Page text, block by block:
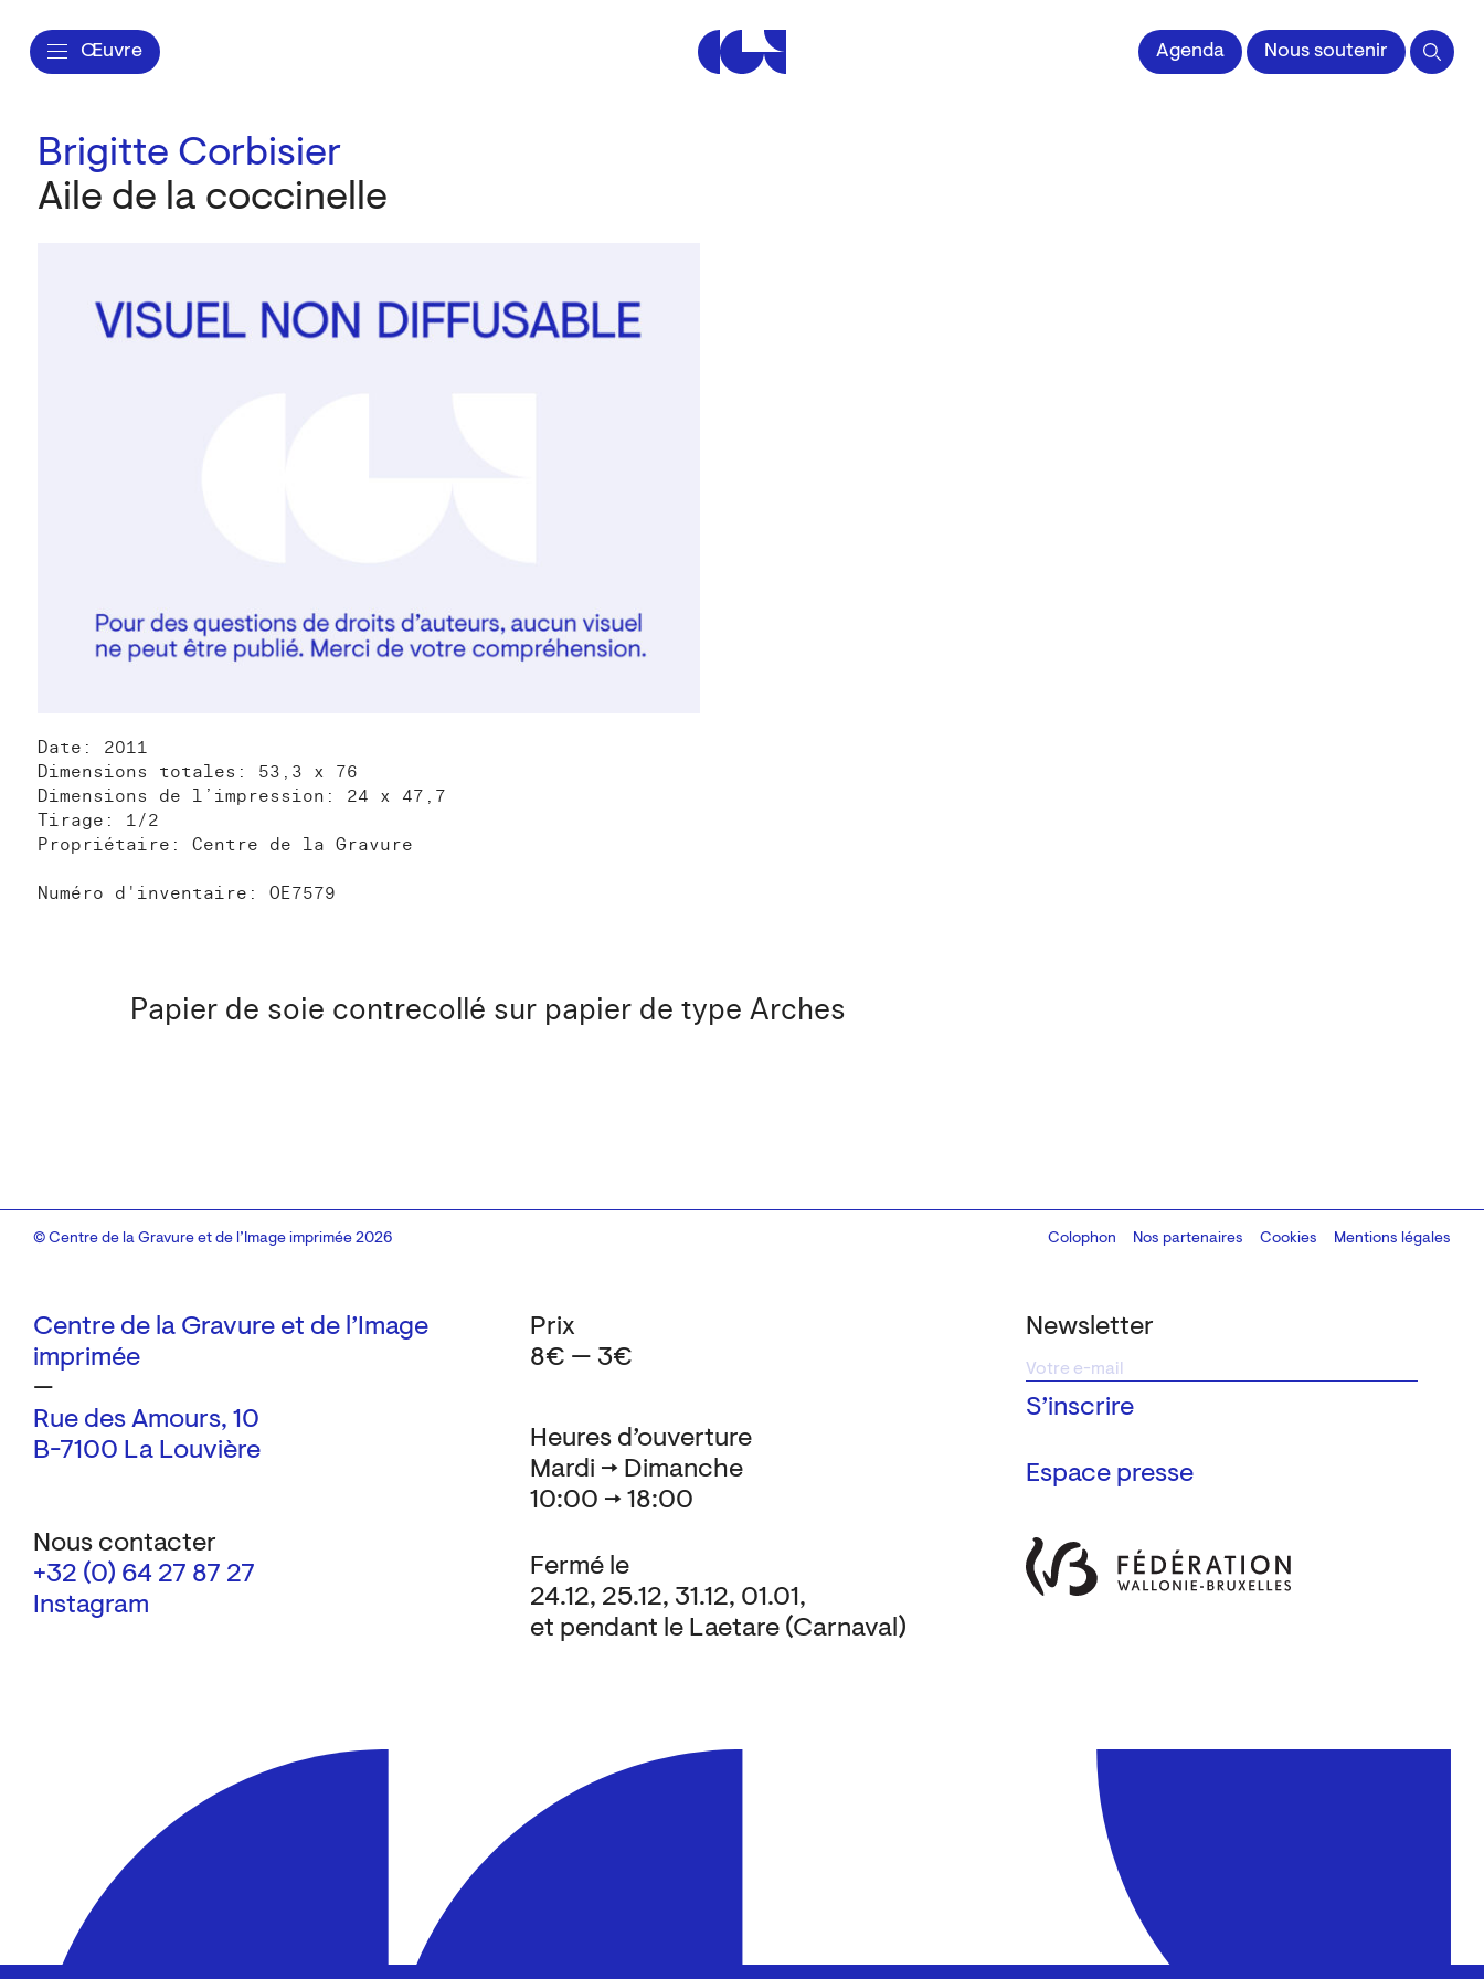
Œuvre Centre de la Gravure et de l'Image impriméeAgenda Nous soutenir
Brigitte Corbisier
Aile de la coccinelle
Date: 2011
Dimensions totales: 53,3 x 76
Dimensions de l’impression: 24 x 47,7
Tirage: 1/2
Propriétaire: Centre de la Gravure
Numéro d'inventaire: OE7579
Papier de soie contrecollé sur papier de type Arches
Centre de la Gravure et de l’Image
imprimée
—
Rue des Amours, 10
B-7100 La Louvière
Nous contacter
+32 (0) 64 27 87 27
Instagram
Newsletter
Espace presse
Heures d’ouverture
Mardi → Dimanche
10:00 → 18:00
Fermé le
24.12, 25.12, 31.12, 01.01,
et pendant le Laetare (Carnaval)
Prix
8€ — 3€
© Centre de la Gravure et de l’Image imprimée 2026 Colophon
Design:Marcel Kaczmarek, code:8080.studio
Nos partenaires Cookies Mentions légales